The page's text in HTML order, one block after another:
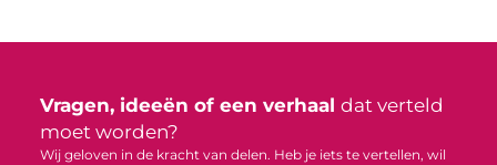
Vragen, ideeën of een verhaal dat verteld
moet worden?
Wij geloven in de kracht van delen. Heb je iets te vertellen, wil